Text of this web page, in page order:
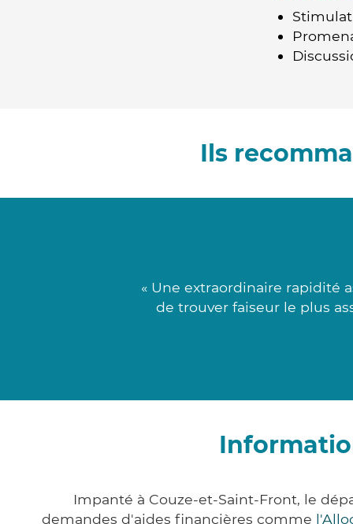
Ils
« Une extraordinaire rapidité
de trouver faiseur le plus
Impanté à Couze-et-Saint-Front, le
demandes d'aides financières comme